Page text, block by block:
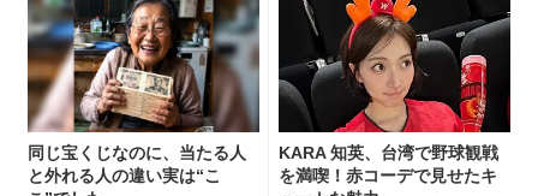
同じ宝くじなのに、当たる人
と外れる人の違い実は“こ
KARA 知英、台湾で野球観戦
を満喫！赤コーデで見せたキ